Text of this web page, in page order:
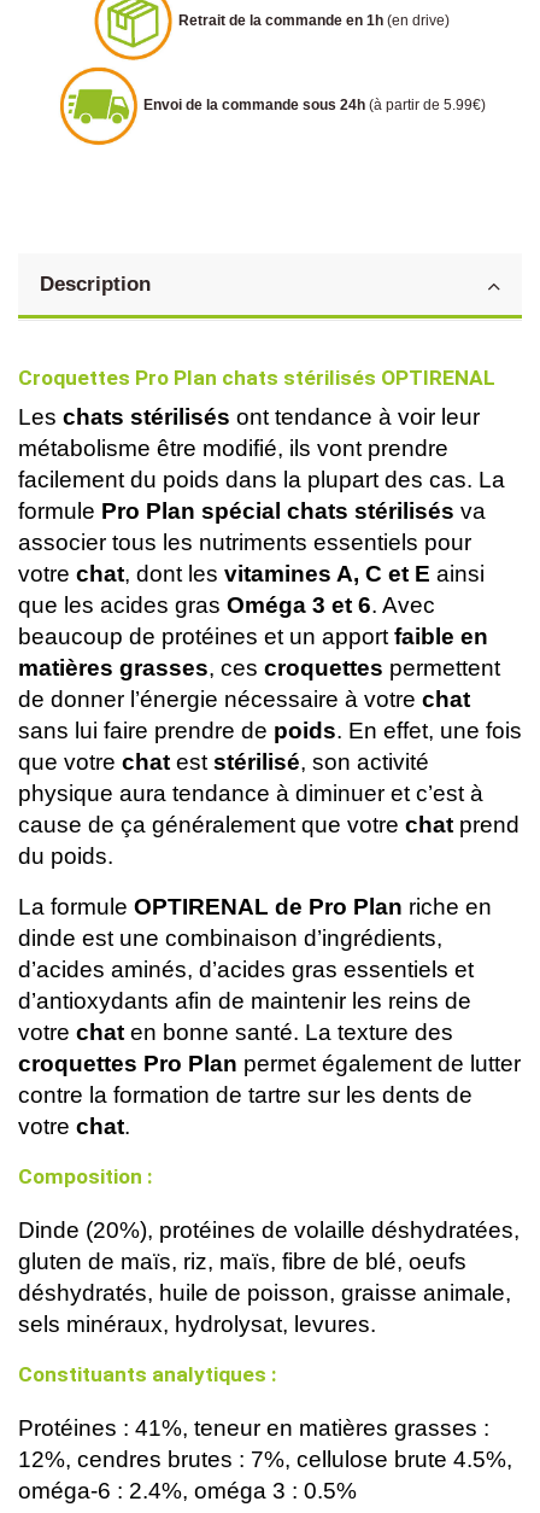
Retrait de la commande en 1h (en drive)
Envoi de la commande sous 24h (à partir de 5.99€)
Description
Croquettes Pro Plan chats stérilisés OPTIRENAL
Les chats stérilisés ont tendance à voir leur
métabolisme être modifié, ils vont prendre
facilement du poids dans la plupart des cas. La
formule Pro Plan spécial chats stérilisés va
associer tous les nutriments essentiels pour
votre chat, dont les vitamines A, C et E ainsi
que les acides gras Oméga 3 et 6. Avec
beaucoup de protéines et un apport faible en
matières grasses, ces croquettes permettent
de donner l’énergie nécessaire à votre chat
sans lui faire prendre de poids. En effet, une fois
que votre chat est stérilisé, son activité
physique aura tendance à diminuer et c’est à
cause de ça généralement que votre chat prend
du poids.
La formule OPTIRENAL de Pro Plan riche en
dinde est une combinaison d’ingrédients,
d’acides aminés, d’acides gras essentiels et
d’antioxydants afin de maintenir les reins de
votre chat
croquettes Pro Plan permet également de lutter
contre la formation de tartre sur les dents de
votre chat.
Composition :
Dinde (20%), protéines de volaille déshydratées,
gluten de maïs, riz, maïs, fibre de blé, oeufs
déshydratés, huile de poisson, graisse animale,
sels minéraux, hydrolysat, levures.
Constituants analytiques :
Protéines : 41%, teneur en matières grasses :
12%, cendres brutes : 7%, cellulose brute 4.5%,
oméga-6 : 2.4%, oméga 3 : 0.5%